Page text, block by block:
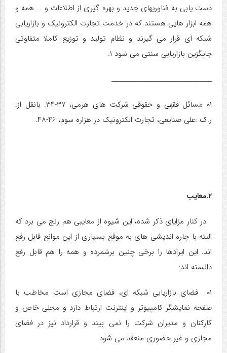
دست یابی به فناوریهای جدید و بهره گیری از اطلاعات و … همه و
همه ابزار هایی هستند که در خدمت تجارت الکترونیک و بازاریابی
شبکه ای قرار می گیرند و نظام تولید و توزیع کاملا متفاوتی
جایگزین بازاریابی سنتی می شود ۱.
_________________________________
۰۱ مسائل فقهی و حقوقی شرکت های هرمی، ۳۷-۳۴. بانقل از:
ر.ک :علی صنایعی، تجارت الکترونیک در هزاره سوم، ۴۶-۴۸
.
۲.معایب
در کنار مزایای ذکر شده، این شیوه از معایبی هم رنج می برد که
البته با چاره اندیشی های به موقع بسیاری از این موانع قابل رفع
اند. این ایرادها را برخی چنین برشمرده و همه را هم قابل رفع
دانسته اند:
۰۱ فضای بازاریابی شبکه ای، فضای مجازی است مخاطب با
صفحه نمایشگر کامپیوتر و اینترنت ارتباط دارد و محلی خاص و
کارکنان و مدیران شرکت را نمی بیند و قرارداد نیز در فضای
مجازی و غیر حضوری منعقد می شود.